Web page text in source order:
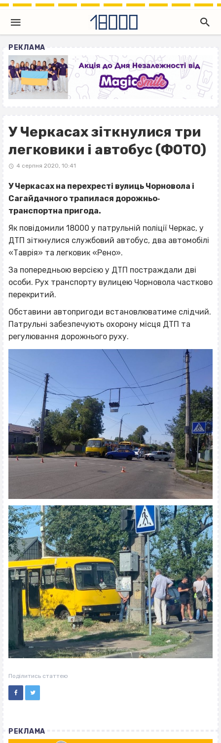
РЕКЛАМА
У Черкасах зіткнулися три
легковики і автобус (ФОТО)
4 серпня 2020, 10:41
У Черкасах на перехресті вулиць Чорновола і
Сагайдачного трапилася дорожньо‐
транспортна пригода.
Як повідомили 18000 у патрульній поліції Черкас, у
ДТП зіткнулися службовий автобус, два автомобілі
«Таврія» та легковик «Рено».
За попередньою версією у ДТП постраждали дві
особи. Рух транспорту вулицею Чорновола частково
перекритий.
Обставини автопригоди встановлюватиме слідчий.
Патрульні забезпечують охорону місця ДТП та
регулювання дорожнього руху.
Поділитись статтею
РЕКЛАМА